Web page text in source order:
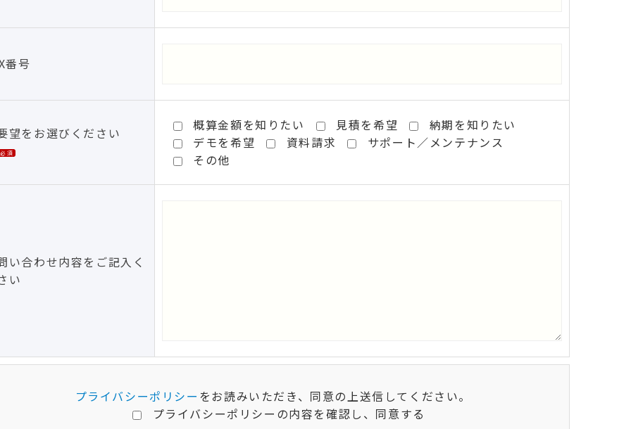
番号
望をお選びください
須
概算金額を知りたい 見積を希望
納期を知りたい
デモを希望
資料請求
サポート／メンテナンス
その他
い合わせ内容をご記入く
い
プライバシーポリシー をお読みいただき、同意の上送信してください。
プライバシーポリシーの内容を確認し、同意する